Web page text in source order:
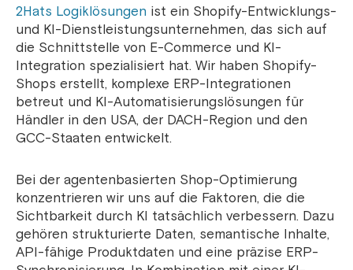
2Hats Logiklösungen ist ein Shopify-Entwicklungs-
und KI-Dienstleistungsunternehmen, das sich auf
die Schnittstelle von E-Commerce und KI-
Integration spezialisiert hat. Wir haben Shopify-
Shops erstellt, komplexe ERP-Integrationen
betreut und KI-Automatisierungslösungen für
Händler in den USA, der DACH-Region und den
GCC-Staaten entwickelt.
Bei der agentenbasierten Shop-Optimierung
konzentrieren wir uns auf die Faktoren, die die
Sichtbarkeit durch KI tatsächlich verbessern. Dazu
gehören strukturierte Daten, semantische Inhalte,
API-fähige Produktdaten und eine präzise ERP-